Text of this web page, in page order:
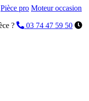
Pièce pro Moteur occasion
?
03 74 47 59 50